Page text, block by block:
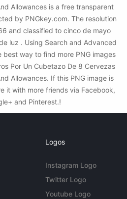
Allowances is a free transparent
by PNGkey.com. The resolution
and classified to cinco de mayo
luz . Using Search and Advanced
best way to find more PNG images
Por Un Cubetazo De 8 Cervezas
Allowances. If this PNG image is
it with more friends via Facebook,
and Pinterest.!
Logos
Instagram Logo
Twitter Logo
Youtube Logo